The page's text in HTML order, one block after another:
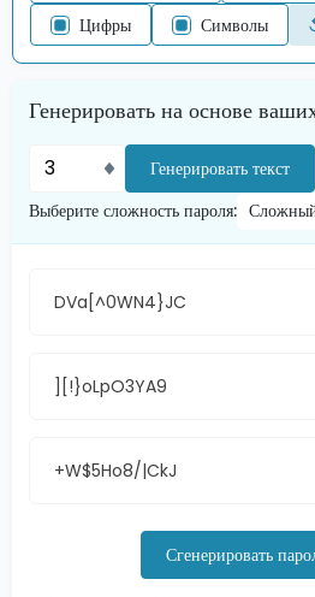
Цифры
Символы
Генерировать на основе
Генерировать текст
Выберите сложность пароля:
DVa[^0WN4}JC
][!}oLpO3YA9
+W$5Ho8/|CkJ
Сгенерировать